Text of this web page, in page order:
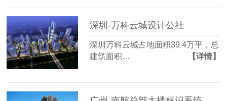
深圳-万科云城设计公社
深圳万科云城占地面积39.4万平，总
建筑面积…
【详情】